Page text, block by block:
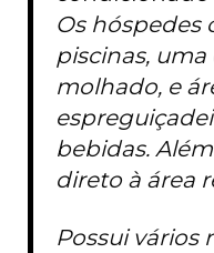
Os hóspedes
piscinas,
molhado, e
bebidas.
direto à área
Possui vários